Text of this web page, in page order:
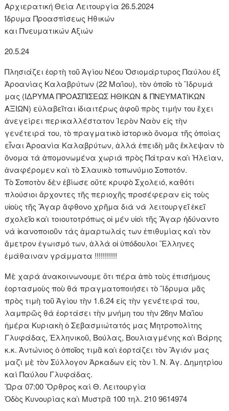
Αρχιερατική Θεία Λειτουργία 26.5.2024
Ίδρυμα Προασπίσεως Ηθικών
και Πνευματικών Αξιών
20.5.24
Πλησιάζει ἑορτὴ τοῦ Ἁγίου Νέου Ὁσιομάρτυρος Παύλου ἐξ
Ἀροανίας Καλαβρύτων (22 Μαΐου), τὸν ὁποῖο τὸ Ἵδρυμὰ
μας (ΙΔΡΥΜΑ ΠΡΟΑΣΠΙΣΕΩΣ ΗΘΙΚΩΝ & ΠΝΕΥΜΑΤΙΚΩΝ
ΑΞΙΩΝ) εὐλαβεῖται ἰδιαιτέρως ἀφοῦ πρὸς τιμήν του ἔχει
ἀνεγείρει περικαλλέστατον Ἱερὸν Ναὸν εἰς τὴν
γενέτειρά του, τὸ πραγματικὸ ἱστορικὸ ὄνομα τῆς ὁποίας
εἶναι Ἀροανία Καλαβρύτων, ἀλλὰ ἐπειδὴ μᾶς ἔκλεψαν τὸ
ὄνομα τὰ ἀπομονωμένα χωριὰ πρὸς Πάτραν καὶ Ἠλείαν,
ἀναφέρομεν καὶ τὸ Σλαυικὸ τοπωνύμιο Σοποτόν.
Τὸ Σοποτὸν δὲν ἐβίωσε οὔτε κρυφὸ Σχολειό, καθότι
πλούσιοι ἄρχοντες τῆς περιοχῆς προσέφεραν εἰς τοὺς
υἱοὺς τῆς Ἄγαρ ἄφθονο χρῆμα διὰ νὰ λειτουργεῖ ἐκεῖ
σχολεῖο καὶ τοιουτοτρόπως οἱ μέν υἱοὶ τῆς Ἄγαρ ἠδύναντο
νὰ ἱκανοποιοῦν τὰς ἁμαρτωλάς των ἐπιθυμίας καὶ τὸν
ἄμετρον ἐγωισμό των, ἀλλὰ οἱ ὑπόδουλοι Ἕλληνες
ἐμάθαιναν γράμματα !!!!!!!!!!!
Μὲ χαρὰ ἀνακοινωνουμε ὅτι πέρα ἀπὸ τοὺς ἐπισήμους
ἑορτασμοὺς ποὺ θὰ πραγματοποιήσει τὸ Ἵδρυμα μᾶς
πρὸς τιμὴ τοῦ Ἁγίου τὴν 1.6.24 εἰς τὴν γενέτειρά του,
λαμπρῶς θὰ ἑορτάσει τὴν μνήμη του τὴν 26ην Μαΐου
ἡμέρα Κυριακὴ ὁ Σεβασμιώτατός μας Μητροπολίτης
Γλυφάδας, Ἑλληνικοῦ, Βούλας, Βουλιαγμένης καὶ Βάρης
κ.κ. Ἀντώνιος ὁ ὁποῖος τιμᾶ καὶ ἑορτάζει τὸν Ἅγιόν μας
μαζὶ μὲ τὸν Σύλλογον Ἀρκαδων εἰς τὸν Ἱ. Ν. Ἁγ. Δημητρίου
καί Παύλου Γλυφάδας.
Ὥρα 07:00 Ὄρθρος καί Θ. Λειτουργία
Ὁδὸς Κυνουρίας καὶ Μυστρᾶ 100 τηλ. 210 9614974